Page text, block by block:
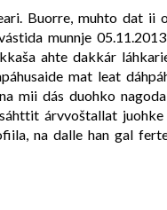
Buorre, muhto dat
munnje
ahte dakkár
mat leat
mii dás duohko
árvvoštallat
na dalle han gal